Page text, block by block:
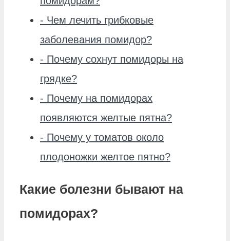
- Чем лечить грибковые
заболевания помидор?
- Почему сохнут помидоры на
грядке?
- Почему на помидорах
появляются желтые пятна?
- Почему у томатов около
плодоножки желтое пятно?
Какие болезни бывают на
помидорах?